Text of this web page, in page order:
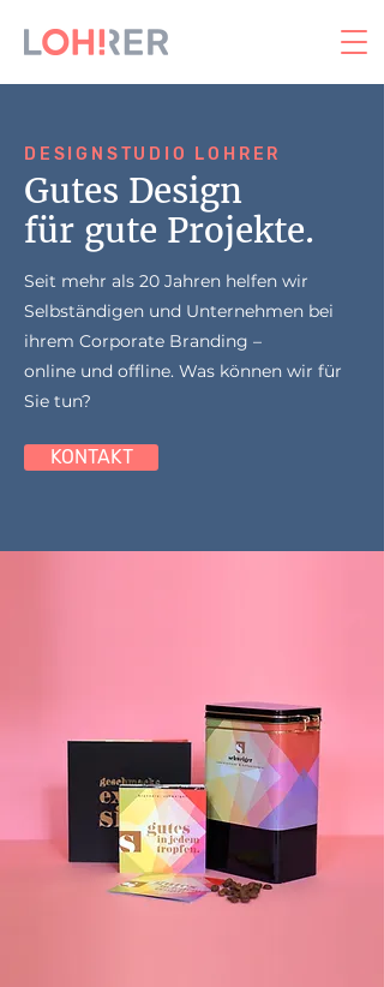
DESIGNSTUDIO LOHRER
Gutes Design
für gute Projekte.
Seit mehr als 20 Jahren helfen wir
Selbständigen und Unternehmen bei
ihrem Corporate Branding –
online und offline. Was können wir für
Sie tun?
KONTAKT